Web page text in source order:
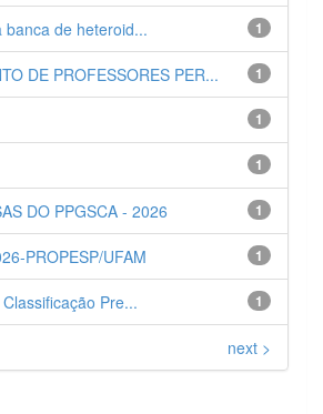
1
de heteroid...
1
DE PROFESSORES PER...
1
1
1
DO PPGSCA - 2026
1
PROPESP/UFAM
1
Pre...
next >